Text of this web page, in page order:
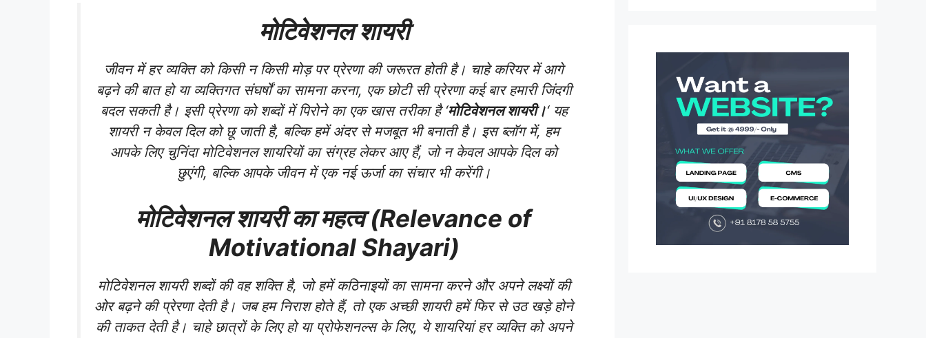
मोटिवेशनल शायरी
जीवन में हर व्यक्ति को किसी न किसी मोड़ पर प्रेरणा की जरूरत होती है। चाहे करियर में आगे
बढ़ने की बात हो या व्यक्तिगत संघर्षों का सामना करना, एक छोटी सी प्रेरणा कई बार हमारी जिंदगी
बदल सकती है। इसी प्रेरणा को शब्दों में पिरोने का एक खास तरीका है ‘मोटिवेशनल शायरी।‘ यह
शायरी न केवल दिल को छू जाती है, बल्कि हमें अंदर से मजबूत भी बनाती है। इस ब्लॉग में, हम
आपके लिए चुनिंदा मोटिवेशनल शायरियों का संग्रह लेकर आए हैं, जो न केवल आपके दिल को
छुएंगी, बल्कि आपके जीवन में एक नई ऊर्जा का संचार भी करेंगी।
मोटिवेशनल शायरी का महत्व (Relevance of
Motivational Shayari)
मोटिवेशनल शायरी शब्दों की वह शक्ति है, जो हमें कठिनाइयों का सामना करने और अपने लक्ष्यों की
ओर बढ़ने की प्रेरणा देती है। जब हम निराश होते हैं, तो एक अच्छी शायरी हमें फिर से उठ खड़े होने
की ताकत देती है। चाहे छात्रों के लिए हो या प्रोफेशनल्स के लिए, ये शायरियां हर व्यक्ति को अपने